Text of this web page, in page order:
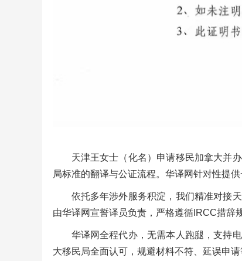
天津王女士（化名）申请移民加拿大并
局标准的翻译与公证流程。华译网针对性提
依托多年涉外服务积淀，我们精准对接
由华译网宣誓译员负责，严格遵循IRCC措辞
华译网全程代办，无需本人跑腿，支持
大移民局全面认可，规避材料不符、延误申